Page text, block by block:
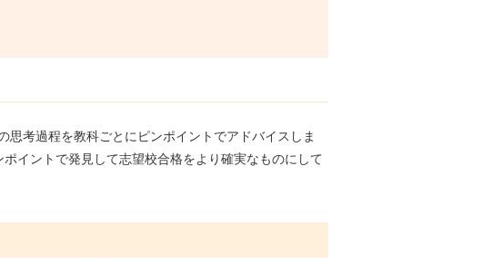
考過程を教科ごとにピンポイントでアドバイスしま
イントで発見して志望校合格をより確実なものにして